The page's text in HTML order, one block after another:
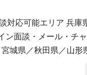
対応可能エリア 兵庫
面談・メール・チ
城県／秋田県／山形